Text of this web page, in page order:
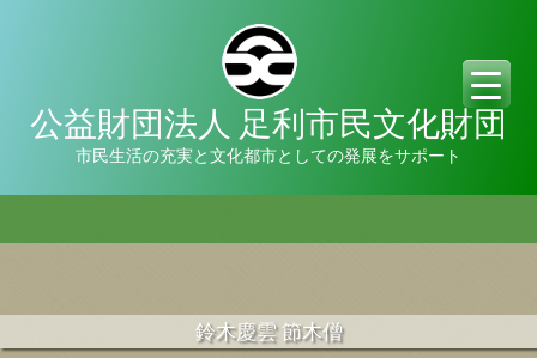
公益財団法人 足利市民文化財団
市民生活の充実と文化都市としての発展をサポート
鈴木慶雲 節木僧